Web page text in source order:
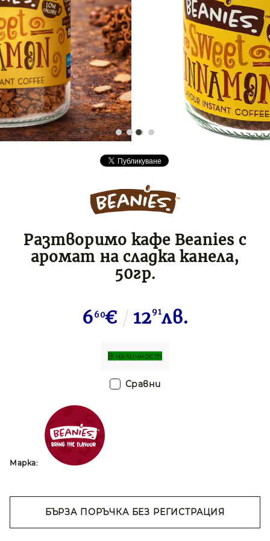
Разтворимо кафе Beanies с
аромат на сладка канела,
50гр.
660€ 1291лв.
В наличност
Марка:
БЪРЗА ПОРЪЧКА БЕЗ РЕГИСТРАЦИЯ
Съгласен съм сПолитиката за лични
Сравни